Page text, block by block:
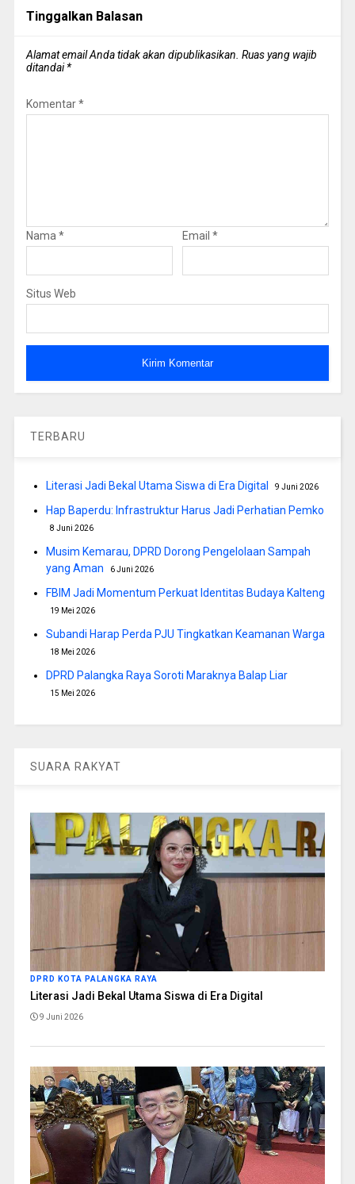
Tinggalkan Balasan
Alamat email Anda tidak akan dipublikasikan. Ruas yang wajib
ditandai*
Komentar*
Nama* Email *
Situs Web
TERBARU
Literasi Jadi Bekal Utama Siswa di Era Digital 9 Juni 2026
Hap Baperdu: Infrastruktur Harus Jadi Perhatian Pemko
8 Juni 2026
Musim Kemarau, DPRD Dorong Pengelolaan Sampah
yang Aman
6 Juni 2026
FBIM Jadi Momentum Perkuat Identitas Budaya Kalteng
19 Mei 2026
Subandi Harap Perda PJU Tingkatkan Keamanan Warga
18 Mei 2026
DPRD Palangka Raya Soroti Maraknya Balap Liar
15 Mei 2026
SUARA RAKYAT
DPRD KOTA PALANGKA RAYA
Literasi Jadi Bekal Utama Siswa di Era Digital
9 Juni 2026